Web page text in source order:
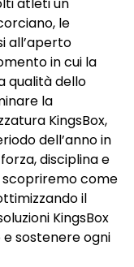
le
all’aperto
in cui la
qualità dello
la
KingsBox,
dell’anno in
disciplina e
scopriremo come
il
KingsBox
sostenere ogni